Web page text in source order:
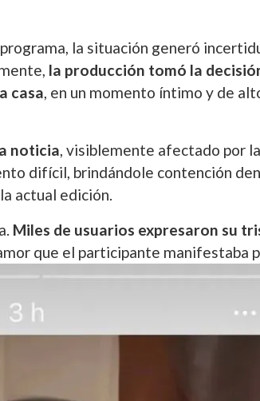
la situación generó
la producción tomó la
casa, en un momento íntimo y de
noticia, visiblemente afectado por
difícil, brindándole contención
actual edición.
Miles de usuarios expresaron su
que el participante manifestaba